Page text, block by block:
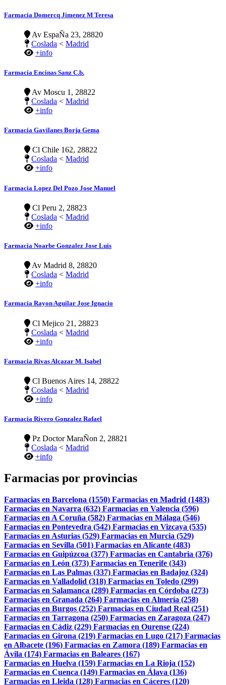
Farmacia Domercq Jimenez M Teresa
Av EspaÑa 23, 28820
Coslada < Madrid
+info
Farmacia Encinas Sanz C.b.
Av Moscu 1, 28822
Coslada < Madrid
+info
Farmacia Gavilanes Borja Gema
Cl Chile 162, 28822
Coslada < Madrid
+info
Farmacia Lopez Del Pozo Jose Manuel
Cl Peru 2, 28823
Coslada < Madrid
+info
Farmacia Noarbe Gonzalez Jose Luis
Av Madrid 8, 28820
Coslada < Madrid
+info
Farmacia Rayon Aguilar Jose Ignacio
Cl Mejico 21, 28823
Coslada < Madrid
+info
Farmacia Rivas Alcazar M. Isabel
Cl Buenos Aires 14, 28822
Coslada < Madrid
+info
Farmacia Rivero Gonzalez Rafael
Pz Doctor MaraÑon 2, 28821
Coslada < Madrid
+info
Farmacias por provincias
Farmacias en Barcelona (1550) Farmacias en Madrid (1483)
Farmacias en Navarra (632) Farmacias en Valencia (596)
Farmacias en A Coruña (582) Farmacias en Málaga (546)
Farmacias en Pontevedra (542) Farmacias en Vizcaya (535)
Farmacias en Asturias (529) Farmacias en Murcia (529)
Farmacias en Sevilla (501) Farmacias en Alicante (483)
Farmacias en Guipúzcoa (377) Farmacias en Cantabria (376)
Farmacias en León (373) Farmacias en Tenerife (343)
Farmacias en Las Palmas (337) Farmacias en Badajoz (324)
Farmacias en Valladolid (318) Farmacias en Toledo (299)
Farmacias en Salamanca (289) Farmacias en Córdoba (273)
Farmacias en Granada (264) Farmacias en Almería (258)
Farmacias en Burgos (252) Farmacias en Ciudad Real (251)
Farmacias en Tarragona (250) Farmacias en Zaragoza (247)
Farmacias en Cádiz (229) Farmacias en Ourense (224)
Farmacias en Girona (219) Farmacias en Lugo (217) Farmacias
en Albacete (196) Farmacias en Zamora (189) Farmacias en
Ávila (174) Farmacias en Baleares (167)
Farmacias en Huelva (159) Farmacias en La Rioja (152)
Farmacias en Cuenca (149) Farmacias en Álava (136)
Farmacias en Lleida (128) Farmacias en Cáceres (120)